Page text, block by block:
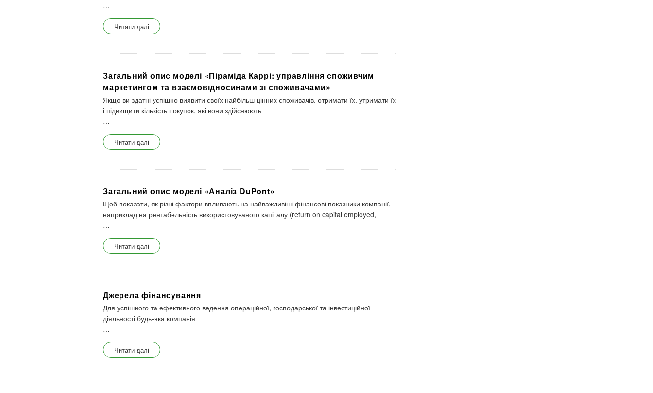
…
Читати далі
Загальний опис моделі «Піраміда Каррі: управління споживчим
маркетингом та взаємовідносинами зі споживачами»
Якщо ви здатні успішно виявити своїх найбільш цінних споживачів, отримати їх, утримати їх
і підвищити кількість покупок, які вони здійснюють
…
Читати далі
Загальний опис моделі «Аналіз DuPont»
Щоб показати, як різні фактори впливають на найважливіші фінансові показники компанії,
наприклад на рентабельність використовуваного капіталу (return on capital employed,
…
Читати далі
Джерела фінансування
Для успішного та ефективного ведення операційної, господарської та інвестиційної
діяльності будь-яка компанія
…
Читати далі